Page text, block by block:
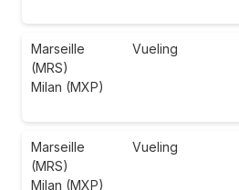
Marseille
(MRS)
Milan (MXP)
Vueling
Marseille
(MRS)
Milan (MXP)
Vueling